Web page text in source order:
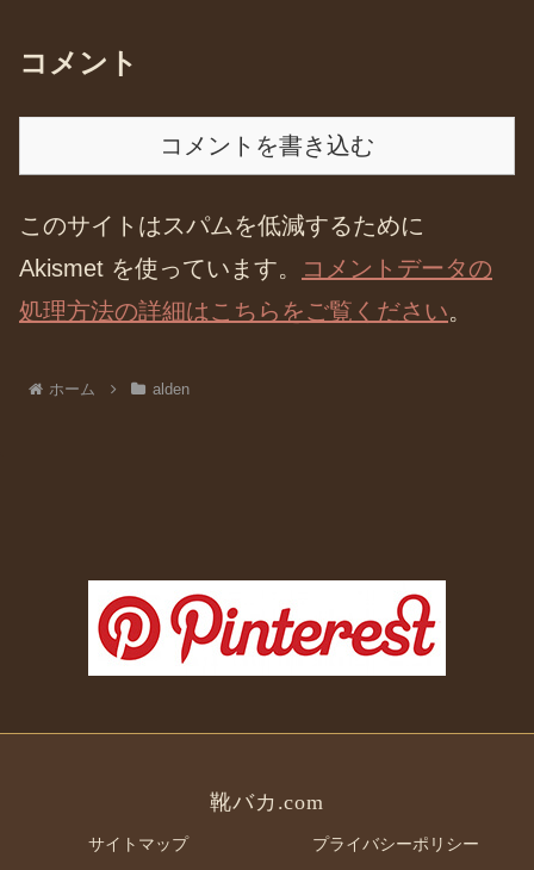
コメント
コメントを書き込む
このサイトはスパムを低減するために
Akismet を使っています。
コメントデータの
処理方法の詳細はこちらをご覧ください。
ホーム alden
靴バカ.com
サイトマップ
プライバシーポリシー